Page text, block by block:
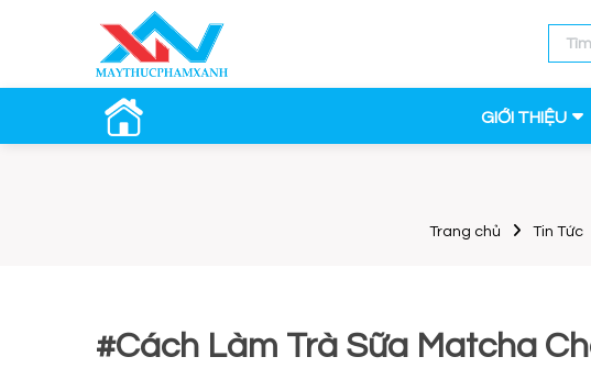
GIỚI THIỆU
Trang chủ Tin Tức
#Cách Làm Trà Sữa Matcha